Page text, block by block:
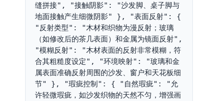
缝拼接", "接触阴影": "沙发脚、桌子脚与
地面接触产生细微阴影" }, "表面反射": {
"反射类型": "木材和织物为漫反射；玻璃
（如修改后的茶几表面）和金属为镜面反射",
"模糊反射": "木材表面的反射非常模糊，符
合其粗糙度设定", "环境映射": "玻璃和金
属表面准确反射周围的沙发、窗户和天花板细
节" }, "瑕疵控制": { "自然瑕疵": "允
许轻微瑕疵，如沙发织物的天然不匀，增强画